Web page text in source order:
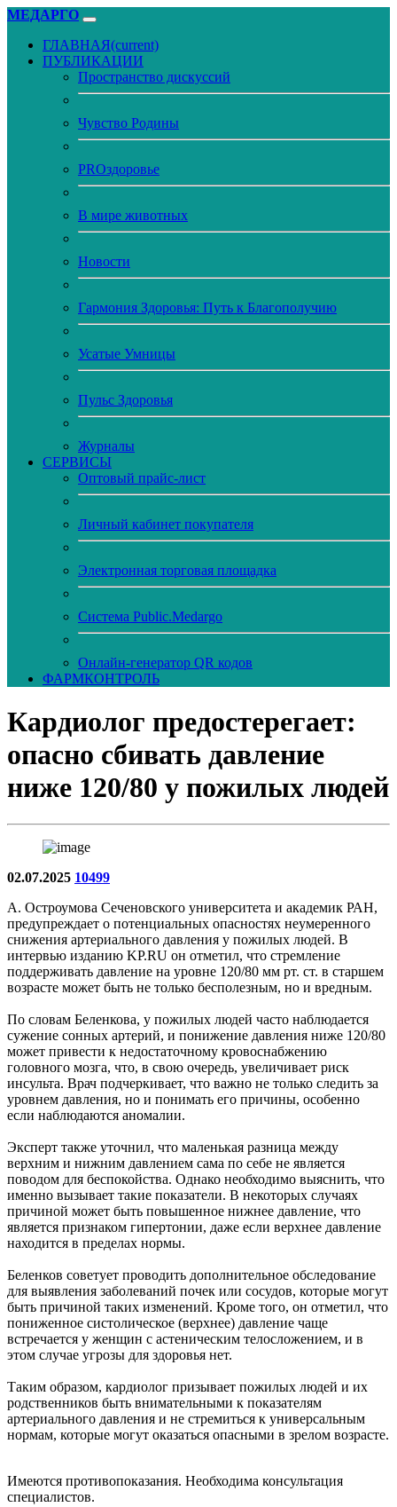
МЕДАРГО
ГЛАВНАЯ(current)
ПУБЛИКАЦИИ
Пространство дискуссий
Чувство Родины
PROздоровье
В мире животных
Новости
Гармония Здоровья: Путь к Благополучию
Усатые Умницы
Пульс Здоровья
Журналы
CЕРВИСЫ
Оптовый прайс-лист
Личный кабинет покупателя
Электронная торговая площадка
Система Public.Medargo
Онлайн-генератор QR кодов
ФАРМКОНТРОЛЬ
Кардиолог предостерегает:
опасно сбивать давление
ниже 120/80 у пожилых людей
02.07.2025 10499
А. Остроумова Сеченовского университета и академик РАН,
предупреждает о потенциальных опасностях неумеренного
снижения артериального давления у пожилых людей. В
интервью изданию KP.RU он отметил, что стремление
поддерживать давление на уровне 120/80 мм рт. ст. в старшем
возрасте может быть не только бесполезным, но и вредным.
По словам Беленкова, у пожилых людей часто наблюдается
сужение сонных артерий, и понижение давления ниже 120/80
может привести к недостаточному кровоснабжению
головного мозга, что, в свою очередь, увеличивает риск
инсульта. Врач подчеркивает, что важно не только следить за
уровнем давления, но и понимать его причины, особенно
если наблюдаются аномалии.
Эксперт также уточнил, что маленькая разница между
верхним и нижним давлением сама по себе не является
поводом для беспокойства. Однако необходимо выяснить, что
именно вызывает такие показатели. В некоторых случаях
причиной может быть повышенное нижнее давление, что
является признаком гипертонии, даже если верхнее давление
находится в пределах нормы.
Беленков советует проводить дополнительное обследование
для выявления заболеваний почек или сосудов, которые могут
быть причиной таких изменений. Кроме того, он отметил, что
пониженное систолическое (верхнее) давление чаще
встречается у женщин с астеническим телосложением, и в
этом случае угрозы для здоровья нет.
Таким образом, кардиолог призывает пожилых людей и их
родственников быть внимательными к показателям
артериального давления и не стремиться к универсальным
нормам, которые могут оказаться опасными в зрелом возрасте.
Имеются противопоказания. Необходима консультация
специалистов.